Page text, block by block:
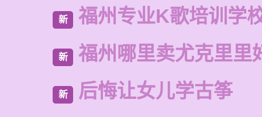
新 福州专业K歌培训学
新 福州哪里卖尤克里里
新 后悔让女儿学古筝